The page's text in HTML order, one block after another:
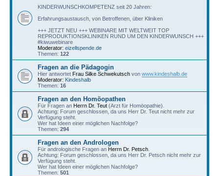
KINDERWUNSCHKOMPETENZ seit 20 Jahren:
Erfahrungsaustausch, von Betroffenen, über Kliniken
+++ JETZT NEU +++ WEBINARE MIT WELTWEIT TOP
REPRODUKTIONSKLINIKEN RUND UM DEN KINDERWUNSCH +++
#kiwuwebinare
Moderator: eizellspende.de
Themen: 122
Fragen an die Pädagogin
Hier antwortet Frau Silke Schwekutsch von www.kindeshalb.de
Moderator: Kindeshalb
Themen: 16
Fragen an den Homöopathen
Für Fragen an Herrn Dr. Teut (Arzt für Homöopathie).
Achtung: Forum geschlossen, da uns Herr Dr. Teut nicht mehr zur
Verfügung steht.
Wer hat Ideen einer möglichen Nachfolge?
Themen: 294
Fragen an den Andrologen
Für andrologische Fragen an Herrn Dr. Petsch
Achtung: Forum geschlossen, da uns Herr Dr. Petsch nicht mehr zur
Verfügung steht.
Wer hat Ideen einer möglichen Nachfolge?
Themen: 501